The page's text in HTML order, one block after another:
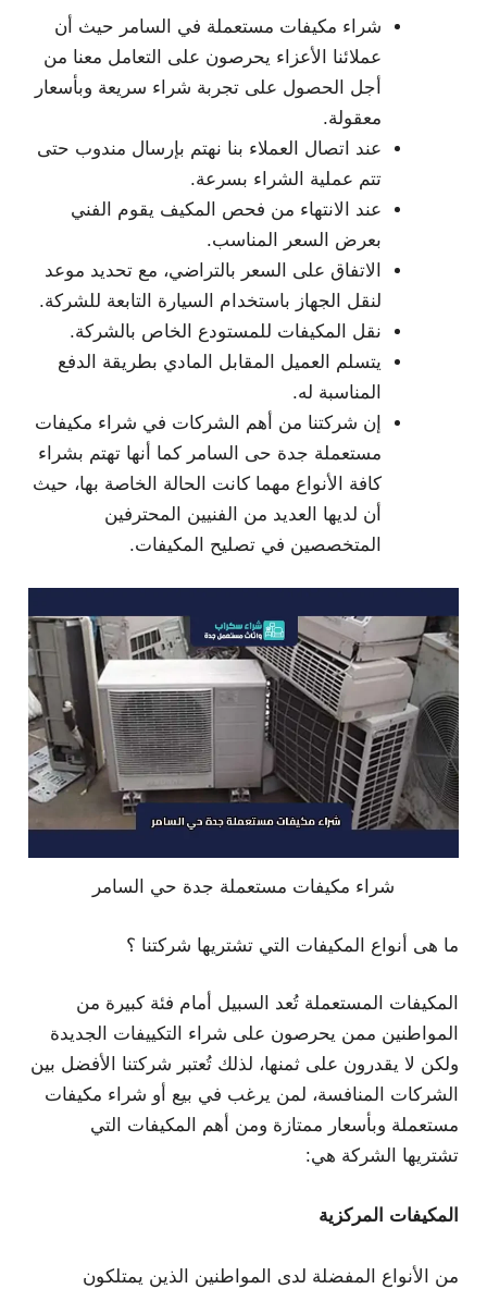
شراء مكيفات مستعملة في السامر حيث أن
عملائنا الأعزاء يحرصون على التعامل معنا من
أجل الحصول على تجربة شراء سريعة وبأسعار
معقولة.
عند اتصال العملاء بنا نهتم بإرسال مندوب حتى
تتم عملية الشراء بسرعة.
عند الانتهاء من فحص المكيف يقوم الفني
بعرض السعر المناسب.
الاتفاق على السعر بالتراضي، مع تحديد موعد
لنقل الجهاز باستخدام السيارة التابعة للشركة.
نقل المكيفات للمستودع الخاص بالشركة.
يتسلم العميل المقابل المادي بطريقة الدفع
المناسبة له.
إن شركتنا من أهم الشركات في شراء مكيفات
مستعملة جدة حى السامر كما أنها تهتم بشراء
كافة الأنواع مهما كانت الحالة الخاصة بها، حيث
أن لديها العديد من الفنيين المحترفين
المتخصصين في تصليح المكيفات.
شراء مكيفات مستعملة جدة حي السامر
ما هى أنواع المكيفات التي تشتريها شركتنا ؟
المكيفات المستعملة تُعد السبيل أمام فئة كبيرة من
المواطنين ممن يحرصون على شراء التكييفات الجديدة
ولكن لا يقدرون على ثمنها، لذلك تُعتبر شركتنا الأفضل بين
الشركات المنافسة، لمن يرغب في بيع أو شراء مكيفات
مستعملة وبأسعار ممتازة ومن أهم المكيفات التي
تشتريها الشركة هي:
المكيفات المركزية
من الأنواع المفضلة لدى المواطنين الذين يمتلكون